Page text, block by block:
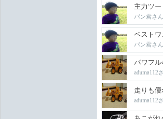
主力ツー
パン君さ
ベストワ
パン君さ
パワフ
aduma112
走りも
aduma112